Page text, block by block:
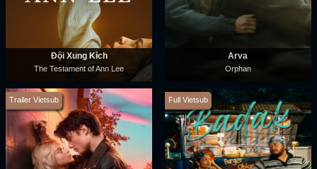
Đội Xung Kích
The Testament of Ann Lee
Árva
Orphan
Trailer Vietsub Full Vietsub